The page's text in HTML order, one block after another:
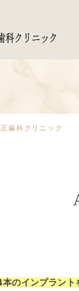
歯科クリニック
本のインプラント